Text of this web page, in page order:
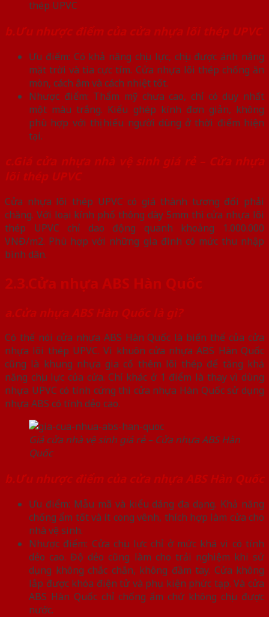
thép UPVC
b.Ưu nhược điểm của cửa nhựa lõi thép UPVC
Ưu điểm: Có khả năng chịu lực, chịu được ánh nắng
mặt trời và tia cực tím. Cửa nhựa lõi thép chống ăn
mòn, cách âm và cách nhiệt tốt.
Nhược điểm: Thẩm mỹ chưa cao, chỉ có duy nhất
một màu trắng. Kiểu ghép kính đơn giản, không
phù hợp với thị hiếu người dùng ở thời điểm hiện
tại.
c.Giá cửa nhựa nhà vệ sinh giá rẻ – Cửa nhựa
lõi thép UPVC
Cửa nhựa lõi thép UPVC có giá thành tương đối phải
chăng. Với loại kính phổ thông dày 5mm thì cửa nhựa lõi
thép UPVC chỉ dao động quanh khoảng 1.000.000
VNĐ/m2. Phù hợp với những gia đình có mức thu nhập
bình dân.
2.3.Cửa nhựa ABS Hàn Quốc
a.Cửa nhựa ABS Hàn Quốc là gì?
Có thể nói cửa nhựa ABS Hàn Quốc là biến thể của cửa
nhựa lõi thép UPVC. Vì khuôn cửa nhựa ABS Hàn Quốc
cũng là khung nhựa gia cố thêm lõi thép để tăng khả
năng chịu lực của cửa. Chỉ khác ở 1 điểm là thay vì dùng
nhựa UPVC có tính cứng thì cửa nhựa Hàn Quốc sử dụng
nhựa ABS có tính dẻo cao.
Giá cửa nhà vệ sinh giá rẻ – Cửa nhựa ABS Hàn
Quốc
b.Ưu nhược điểm của cửa nhựa ABS Hàn Quốc
Ưu điểm: Mẫu mã và kiểu dáng đa dạng. Khả năng
chống ẩm tốt và ít cong vênh, thích hợp làm cửa cho
nhà vệ sinh.
Nhược điểm: Cửa chịu lực chỉ ở mức khá vì có tính
dẻo cao. Độ dẻo cũng làm cho trải nghiệm khi sử
dụng không chắc chắn, không đầm tay. Cửa không
lắp được khóa điện tử và phụ kiện phức tạp. Và cửa
ABS Hàn Quốc chỉ chống ẩm chứ không chịu được
nước.